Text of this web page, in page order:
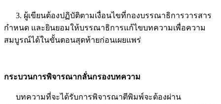
3. ผู้เขียนต้องปฏิบัติตามเงื่อนไขที่กองบรรณาธิการวารสาร
กำหนด และยินยอมให้บรรณาธิการแก้ไขบทความเพื่อความ
สมบูรณ์ได้ในขั้นตอนสุดท้ายก่อนเผยแพร่
กระบวนการพิจารณากลั่นกรองบทความ
บทความที่จะได้รับการพิจารณาตีพิมพ์จะต้องผ่าน